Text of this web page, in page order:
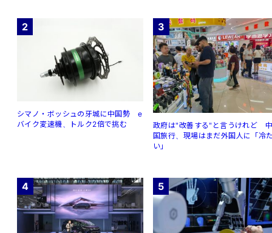
2
シマノ・ボッシュの牙城に中国勢 e
バイク変速機、トルク2倍で挑む
3
政府は"改善する"と言うけれど
国旅行、現場はまだ外国人に「冷
い」
4 5